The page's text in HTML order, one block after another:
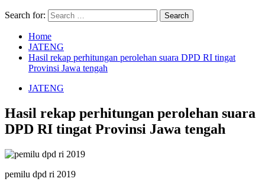
Search for:
Home
JATENG
Hasil rekap perhitungan perolehan suara DPD RI tingat
Provinsi Jawa tengah
JATENG
Hasil rekap perhitungan perolehan suara
DPD RI tingat Provinsi Jawa tengah
pemilu dpd ri 2019